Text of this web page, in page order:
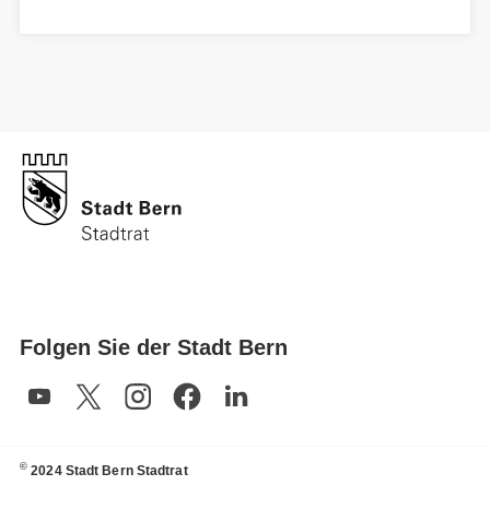
Folgen Sie der Stadt Bern
© 2024 Stadt Bern Stadtrat